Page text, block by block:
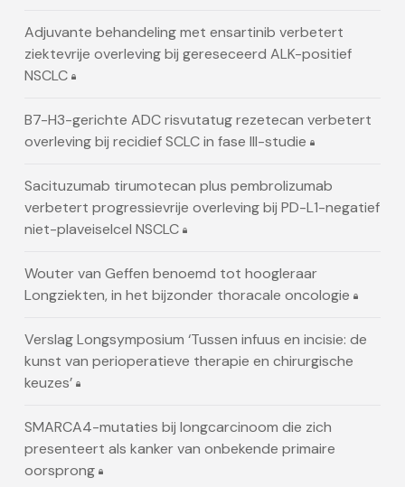
Adjuvante behandeling met ensartinib verbetert
ziektevrije overleving bij gereseceerd ALK-positief
NSCLC
B7-H3-gerichte ADC risvutatug rezetecan verbetert
overleving bij recidief SCLC in fase III-studie
Sacituzumab tirumotecan plus pembrolizumab
verbetert progressievrije overleving bij PD-L1-negatief
niet-plaveiselcel NSCLC
Wouter van Geffen benoemd tot hoogleraar
Longziekten, in het bijzonder thoracale oncologie
Verslag Longsymposium ‘Tussen infuus en incisie: de
kunst van perioperatieve therapie en chirurgische
keuzes’
SMARCA4-mutaties bij longcarcinoom die zich
presenteert als kanker van onbekende primaire
oorsprong